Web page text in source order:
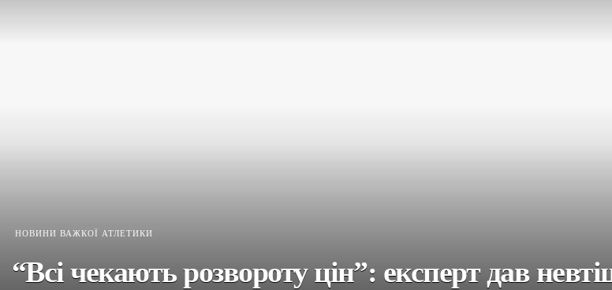
НОВИНИ ВАЖКОЇ АТЛЕТИКИ
“Всі чекають розвороту цін”: експерт дав